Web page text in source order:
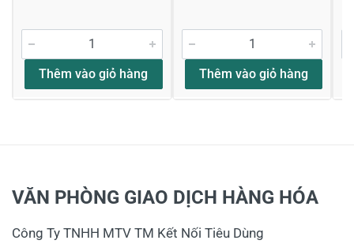
Thêm vào giỏ hàng Thêm vào giỏ hàng
VĂN PHÒNG GIAO DỊCH HÀNG HÓA
Công Ty TNHH MTV TM Kết Nối Tiêu Dùng